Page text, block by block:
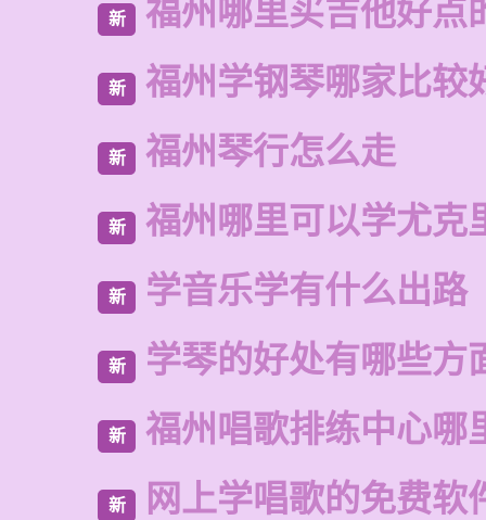
新 福州哪里买吉他好点
新 福州学钢琴哪家比较
新 福州琴行怎么走
新 福州哪里可以学尤克
新 学音乐学有什么出路
新 学琴的好处有哪些方
新 福州唱歌排练中心哪
新 网上学唱歌的免费软